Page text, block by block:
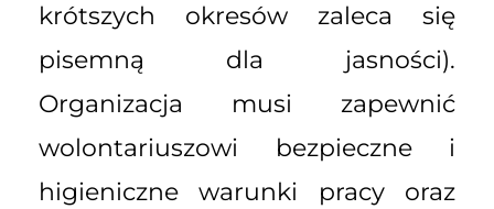
krótszych okresów zaleca się
pisemną dla jasności).
Organizacja musi zapewnić
wolontariuszowi bezpieczne i
higieniczne warunki pracy oraz